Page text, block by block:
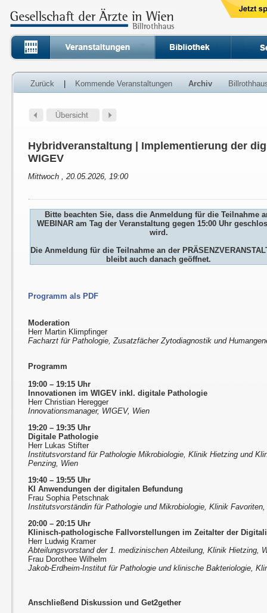
Zurück Kommende Veranstaltungen Archiv
Hybridveranstaltung | Implementierung der
WIGEV
Mittwoch , 20.05.2026, 19:00
Bitte beachten Sie, dass die Anmeldung für die Teilnahme
WEBINAR am Tag der Veranstaltung gegen 15:00 Uhr
wird.
Die Anmeldung für die Teilnahme an der
bleibt auch danach geöffnet.
Programm als PDF
Moderation
Herr Martin Klimpfinger
Facharzt für Pathologie, Zusatzfächer Zytodiagnostik und
Programm
19:00 – 19:15 Uhr
Innovationen im WIGEV inkl. digitale Pathologie
Herr Christian Heregger
Innovationsmanager, WIGEV, Wien
19:20 – 19:35 Uhr
Digitale Pathologie
Herr Lukas Stifter
Institutsvorstand für Pathologie Mikrobiologie, Klinik Hietzing und
Penzing, Wien
19:40 – 19:55 Uhr
KI Anwendungen der digitalen Befundung
Frau Sophia Petschnak
Institutsvorständin für Pathologie und Mikrobiologie, Klinik Favoriten,
20:00 – 20:15 Uhr
Klinisch-pathologische Fallvorstellungen im Zeitalter der
Herr Ludwig Kramer
Abteilungsvorstand der 1. medizinischen Abteilung, Klinik Hietzing,
Frau Dorothee Wilhelm
Jakob-Erdheim-Institut für Pathologie und klinische Bakteriologie,
Anschließend Diskussion und Get2gether